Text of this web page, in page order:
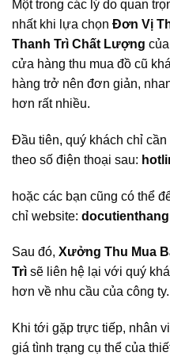
Một trong các lý do quan
nhất khi lựa chọn Đơn Vị
Thanh Trì Chất Lượng
cửa hàng thu mua đồ cũ
hàng trở nên đơn giản,
hơn rất nhiều.
Đầu tiên, quý khách chỉ
theo số điện thoại sau:
hoặc các bạn cũng có thể
chỉ website:
Sau đó, Xưởng Thu Mua
Trì sẽ liên hệ lại với quý
hơn về nhu cầu của công ty.
Khi tới gặp trực tiếp, nhân
giá tình trạng cụ thể của